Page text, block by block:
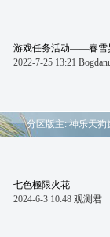
游戏任务活动——春雪
2022-7-25 13:21
分区版主:神乐天狗
七色極限火花
2024-6-3 10:48 观测君